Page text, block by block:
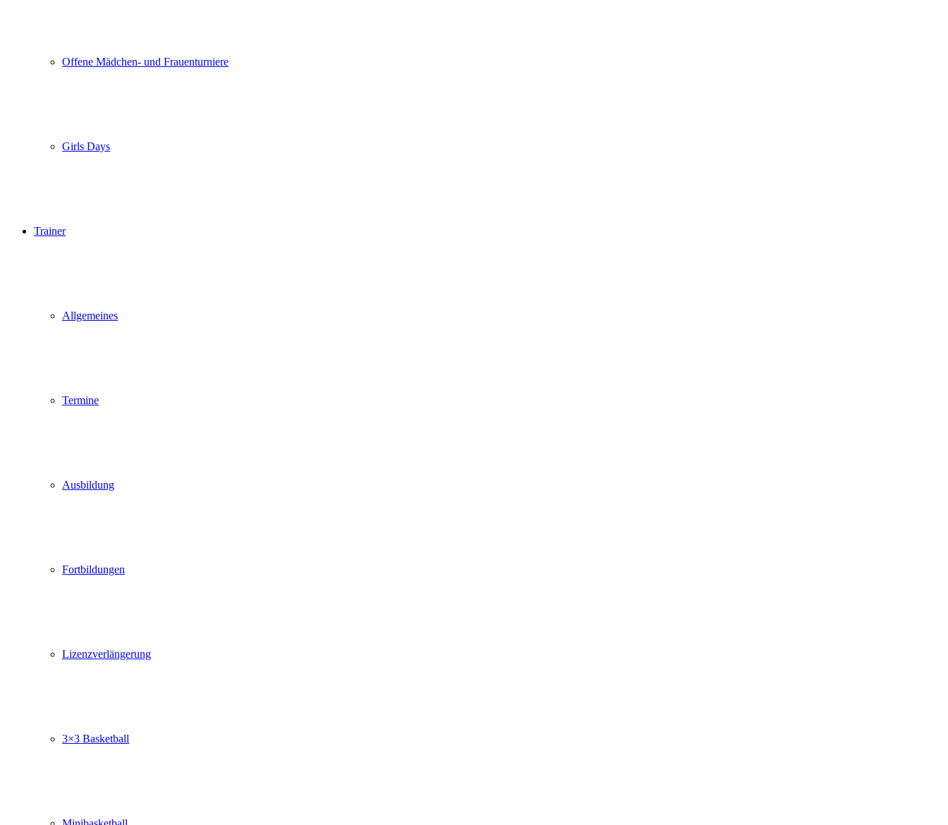
Offene Mädchen- und Frauenturniere
Girls Days
Trainer
Allgemeines
Termine
Ausbildung
Fortbildungen
Lizenzverlängerung
3×3 Basketball